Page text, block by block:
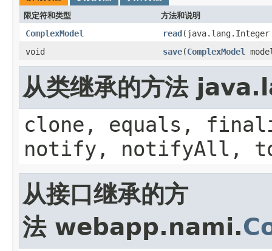
限定符和类型 方法和说明
ComplexModel read(java.lang.Integer
void
save(ComplexModel
从类继承的方法
clone, equals,
notify, notifyAll,
从接口继承的方
法 webapp.nami.